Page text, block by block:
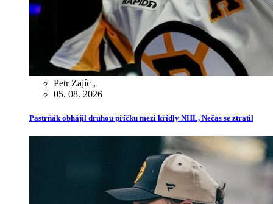
Petr Zajíc ,
05. 08. 2026
Pastrňák obhájil druhou příčku mezi křídly NHL, Nečas se ztratil